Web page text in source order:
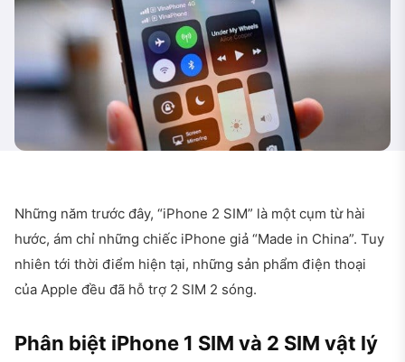
Những năm trước đây, “iPhone 2 SIM” là một cụm từ hài
hước, ám chỉ những chiếc iPhone giả “Made in China”. Tuy
nhiên tới thời điểm hiện tại, những sản phẩm điện thoại
của Apple đều đã hỗ trợ 2 SIM 2 sóng.
Phân biệt iPhone 1 SIM và 2 SIM vật lý